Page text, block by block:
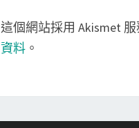
這個網站採用 Akismet
資料 。